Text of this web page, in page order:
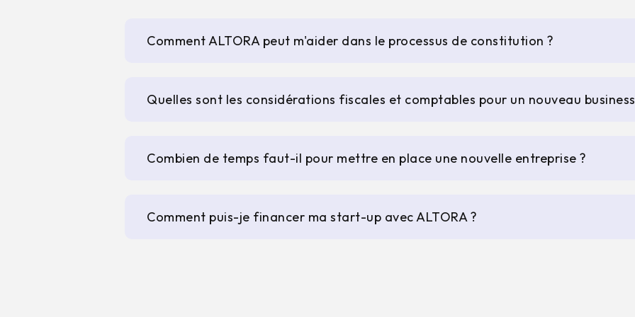
Comment ALTORA peut m'aider dans le processus de constitution ?
Quelles sont les considérations fiscales et comptables pour un nouveau
Combien de temps faut-il pour mettre en place une nouvelle entreprise ?
Comment puis-je financer ma start-up avec ALTORA ?